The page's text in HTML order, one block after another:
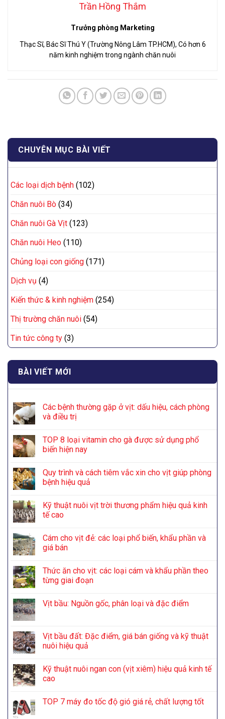
Trần Hồng Thắm
Trưởng phòng Marketing
Thạc Sĩ, Bác Sĩ Thú Y (Trường Nông Lâm TP.HCM), Có hơn 6
năm kinh nghiệm trong ngành chăn nuôi
CHUYÊN MỤC BÀI VIẾT
Các loại dịch bệnh (102)
Chăn nuôi Bò (34)
Chăn nuôi Gà Vịt (123)
Chăn nuôi Heo (110)
Chủng loại con giống (171)
Dịch vụ (4)
Kiến thức & kinh nghiệm (254)
Thị trường chăn nuôi (54)
Tin tức công ty (3)
BÀI VIẾT MỚI
Các bệnh thường gặp ở vịt: dấu hiệu, cách phòng
và điều trị
TOP 8 loại vitamin cho gà được sử dụng phổ
biến hiện nay
Quy trình và cách tiêm vắc xin cho vịt giúp phòng
bệnh hiệu quả
Kỹ thuật nuôi vịt trời thương phẩm hiệu quả kinh
tế cao
Cám cho vịt đẻ: các loại phổ biến, khẩu phần và
giá bán
Thức ăn cho vịt: các loại cám và khẩu phần theo
từng giai đoạn
Vịt bầu: Nguồn gốc, phân loại và đặc điểm
Vịt bầu đất: Đặc điểm, giá bán giống và kỹ thuật
nuôi hiệu quả
Kỹ thuật nuôi ngan con (vịt xiêm) hiệu quả kinh tế
cao
TOP 7 máy đo tốc độ gió giá rẻ, chất lượng tốt